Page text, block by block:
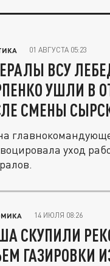
01 АВГУСТА 05:23
ВСУ
УШЛИ В
СМЕНЫ
уход
14 ИЮЛЯ 08:26
СКУПИЛИ
ГАЗИРОВКИ